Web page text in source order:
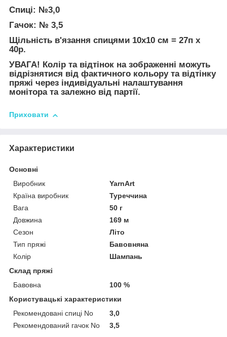
Спиці: №3,0
Гачок: № 3,5
Щільність в'язання спицями 10х10 см = 27п х
40р.
УВАГА! Колір та відтінок на зображенні можуть
відрізнятися від фактичного кольору та відтінку
пряжі через індивідуальні налаштування
монітора та залежно від партії.
Приховати
Характеристики
Основні
Виробник
YarnArt
Країна виробник
Туреччина
Вага
50 г
Довжина
169 м
Сезон
Літо
Тип пряжі
Бавовняна
Колір
Шампань
Склад пряжі
Бавовна
100 %
Користувацькі характеристики
Рекомендовані спиці No
3,0
Рекомендований гачок No
3,5